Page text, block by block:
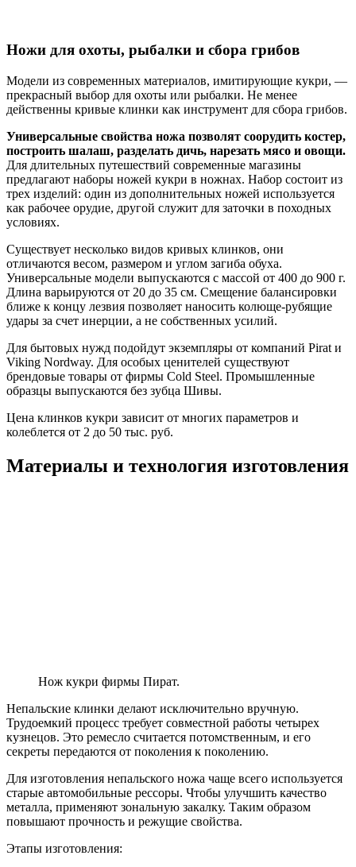
Ножи для охоты, рыбалки и сбора грибов
Модели из современных материалов, имитирующие кукри, —
прекрасный выбор для охоты или рыбалки. Не менее
действенны кривые клинки как инструмент для сбора грибов.
Универсальные свойства ножа позволят соорудить костер,
построить шалаш, разделать дичь, нарезать мясо и овощи.
Для длительных путешествий современные магазины
предлагают наборы ножей кукри в ножнах. Набор состоит из
трех изделий: один из дополнительных ножей используется
как рабочее орудие, другой служит для заточки в походных
условиях.
Существует несколько видов кривых клинков, они
отличаются весом, размером и углом загиба обуха.
Универсальные модели выпускаются с массой от 400 до 900 г.
Длина варьируются от 20 до 35 см. Смещение балансировки
ближе к концу лезвия позволяет наносить колюще-рубящие
удары за счет инерции, а не собственных усилий.
Для бытовых нужд подойдут экземпляры от компаний Pirat и
Viking Nordway. Для особых ценителей существуют
брендовые товары от фирмы Cold Steel. Промышленные
образцы выпускаются без зубца Шивы.
Цена клинков кукри зависит от многих параметров и
колеблется от 2 до 50 тыс. руб.
Материалы и технология изготовления
Нож кукри фирмы Пират.
Непальские клинки делают исключительно вручную.
Трудоемкий процесс требует совместной работы четырех
кузнецов. Это ремесло считается потомственным, и его
секреты передаются от поколения к поколению.
Для изготовления непальского ножа чаще всего используется
старые автомобильные рессоры. Чтобы улучшить качество
металла, применяют зональную закалку. Таким образом
повышают прочность и режущие свойства.
Этапы изготовления: